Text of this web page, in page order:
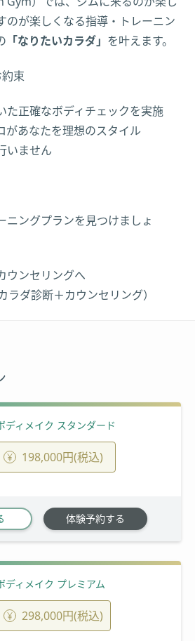
のが楽しくなる指導・トレーニン
「なりたいカラダ」 を叶えます。
束
正確なボディチェックを実施
あなたを理想のスタイル
いません
ニングプランを見つけましょ
ウンセリングへ
ダ診断＋カウンセリング）
ディメイク スタンダード
198,000円(税込)
体験予約する
ディメイク プレミアム
298,000円(税込)